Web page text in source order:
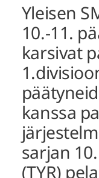
Yleisen
10.-11.
karsivat
kanssa
sarjan
(TYR)